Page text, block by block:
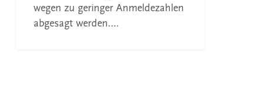
wegen zu geringer Anmeldezahlen
abgesagt werden.…